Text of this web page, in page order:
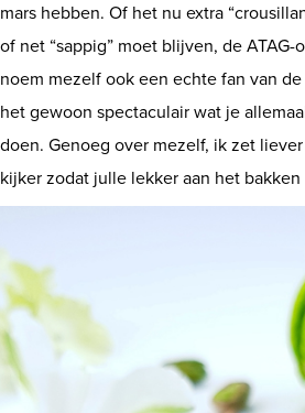
mars hebben. Of het nu extra
of net “sappig” moet blijven, de
noem mezelf ook een echte fan van
het gewoon spectaculair wat je
doen. Genoeg over mezelf, ik zet
kijker zodat julle lekker aan het bakken